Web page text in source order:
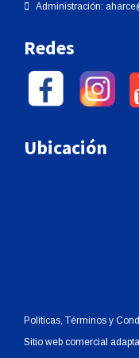
Administración:
Redes
Ubicación
Políticas, Términos y
Sitio web comercial